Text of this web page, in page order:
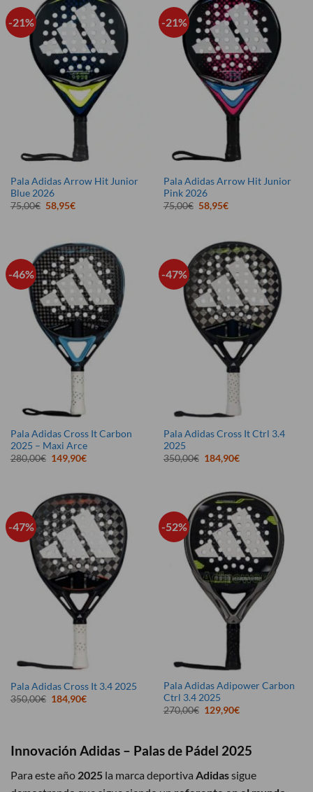
-21%
Pala Adidas Arrow Hit Junior
Blue 2026
75,00€ El
precio
75,00€.
58,95€El
58,95€.
-21%
Pala Adidas Arrow Hit Junior
Pink 2026
75,00€ El
precio
75,00€.
58,95€El
58,95€.
-46%
Pala Adidas Cross It Carbon
2025 – Maxi Arce
280,00€ El
precio
280,00€.
149,90€El
149,90€.
-47%
Pala Adidas Cross It Ctrl 3.4
2025
350,00€ El
precio
350,00€.
184,90€El
184,90€.
-47%
Pala Adidas Cross It 3.4 2025
350,00€ El
precio
184,90€El
-52%
Pala Adidas Adipower Carbon
Ctrl 3.4 2025
270,00€ El
precio
270,00€.
129,90€El
129,90€.
Innovación Adidas – Palas de Pádel 2025
Para este año 2025 la marca deportiva Adidassigue